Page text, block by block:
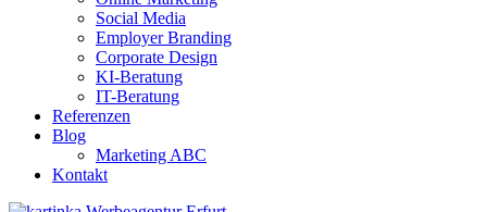
Social Media
Employer Branding
Corporate Design
KI-Beratung
IT-Beratung
Referenzen
Blog
Marketing ABC
Kontakt